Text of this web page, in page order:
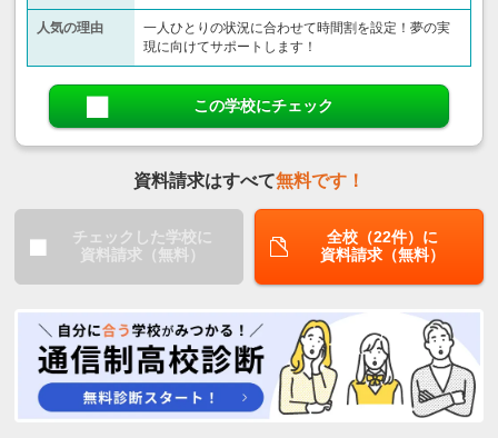
人気の理由
一人ひとりの状況に合わせて時間割を設定！夢の実
現に向けてサポートします！
この学校にチェック
資料請求はすべて無料です！
チェックした学校に
資料請求（無料）
全校（22件）に
資料請求（無料）